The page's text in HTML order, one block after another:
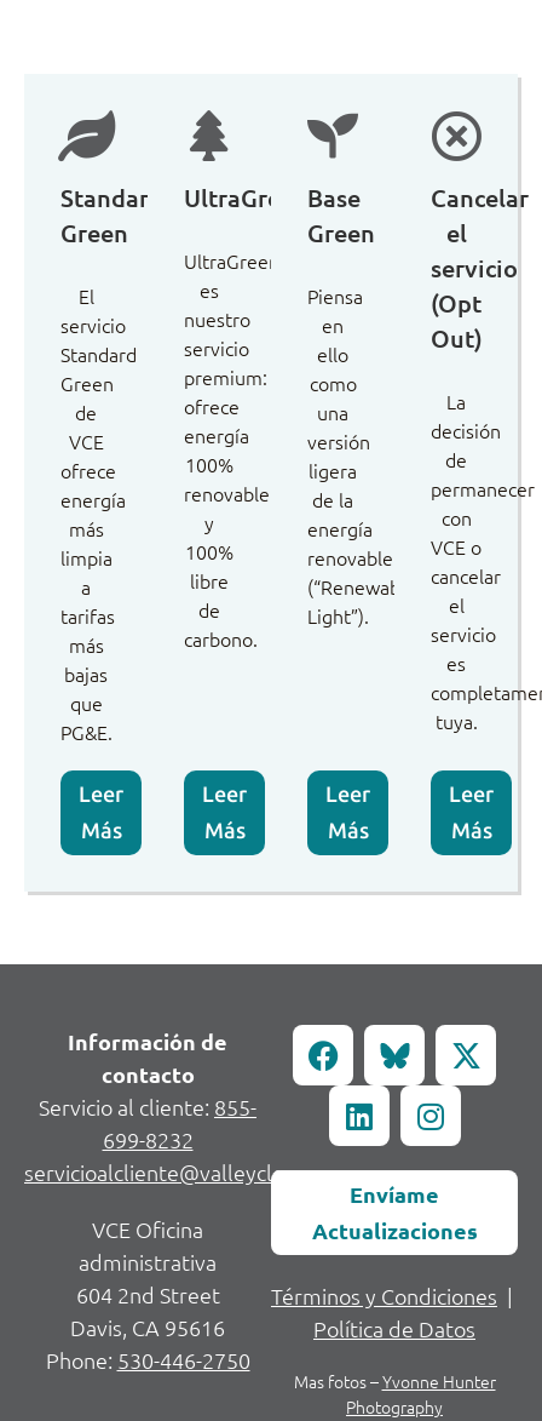
Standard
Green
El
servicio
Standard
Green
de
VCE
ofrece
energía
más
limpia
a
tarifas
más
bajas
que
PG&E.
Leer
Más
UltraGreen
UltraGreen
es
nuestro
servicio
premium:
ofrece
energía
100%
renovable
y
100%
libre
de
carbono.
Leer
Más
Base
Green
Piensa
en
ello
como
una
versión
ligera
de la
energía
renovable
(“Renewable,
Light”).
Leer
Más
Cancelar
el
servicio
(Opt
Out)
La
decisión
de
permanecer
con
VCE o
cancelar
el
servicio
es
tuya.
Leer
Más
Información de
contacto
Servicio al cliente: 855-
699-8232
servicioalcliente@valleycleanenergy.org
VCE Oficina
administrativa
604 2nd Street
Davis, CA 95616
Phone: 530-446-2750
Envíame
Actualizaciones
Términos y Condiciones |
Política de Datos
Mas fotos –Yvonne Hunter
Photography